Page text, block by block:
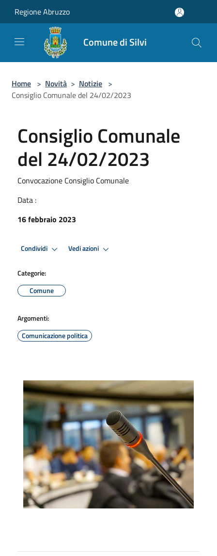
Regione Abruzzo
Comune di Silvi
Home > Novità > Notizie >
Consiglio Comunale del 24/02/2023
Consiglio Comunale
del 24/02/2023
Convocazione Consiglio Comunale
Data :
16 febbraio 2023
Condividi Vedi azioni
Categorie:
Comune
Argomenti:
Comunicazione politica